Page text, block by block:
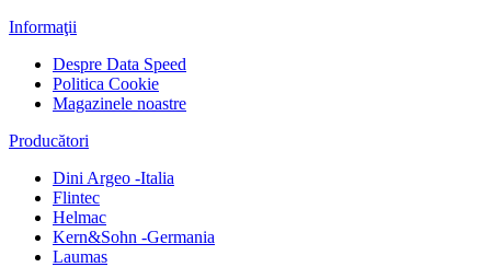
Informaţii
Despre Data Speed
Politica Cookie
Magazinele noastre
Producători
Dini Argeo -Italia
Flintec
Helmac
Kern&Sohn -Germania
Laumas